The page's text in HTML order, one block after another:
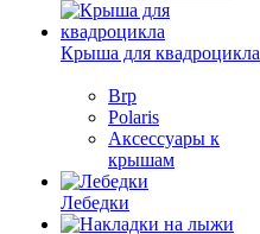
Крыша для квадроцикла
Brp
Polaris
Аксессуары к
крышам
Лебедки